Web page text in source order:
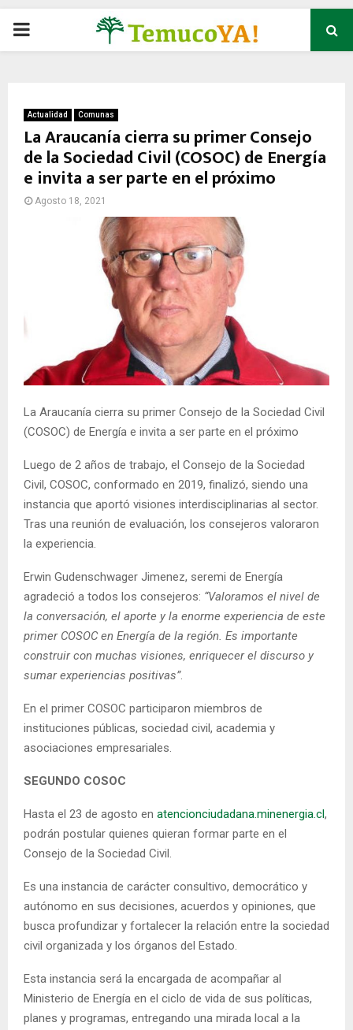
P
M
A
N
U
Actualidad Comunas
La Araucanía cierra su primer Consejo
de la Sociedad Civil (COSOC) de Energía
e invita a ser parte en el próximo
Agosto 18, 2021
La Araucanía cierra su primer Consejo de la Sociedad Civil
(COSOC) de Energía e invita a ser parte en el próximo
Luego de 2 años de trabajo, el Consejo de la Sociedad
Civil, COSOC, conformado en 2019, finalizó, siendo una
instancia que aportó visiones interdisciplinarias al sector.
Tras una reunión de evaluación, los consejeros valoraron
la experiencia.
Erwin Gudenschwager Jimenez, seremi de Energía
agradeció a todos los consejeros: “Valoramos el nivel de
la conversación, el aporte y la enorme experiencia de este
primer COSOC en Energía de la región. Es importante
construir con muchas visiones, enriquecer el discurso y
sumar experiencias positivas”.
En el primer COSOC participaron miembros de
instituciones públicas, sociedad civil, academia y
asociaciones empresariales.
SEGUNDO COSOC
Hasta el 23 de agosto en atencionciudadana.minenergia.cl,
podrán postular quienes quieran formar parte en el
Consejo de la Sociedad Civil.
Es una instancia de carácter consultivo, democrático y
autónomo en sus decisiones, acuerdos y opiniones, que
busca profundizar y fortalecer la relación entre la sociedad
civil organizada y los órganos del Estado.
Esta instancia será la encargada de acompañar al
Ministerio de Energía en el ciclo de vida de sus políticas,
planes y programas, entregando una mirada local a la